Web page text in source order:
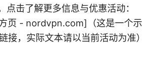
点击了解更多信息与优惠活动：
页 - nordvpn.com]（这是一个示
接，实际文本请以当前活动为准）